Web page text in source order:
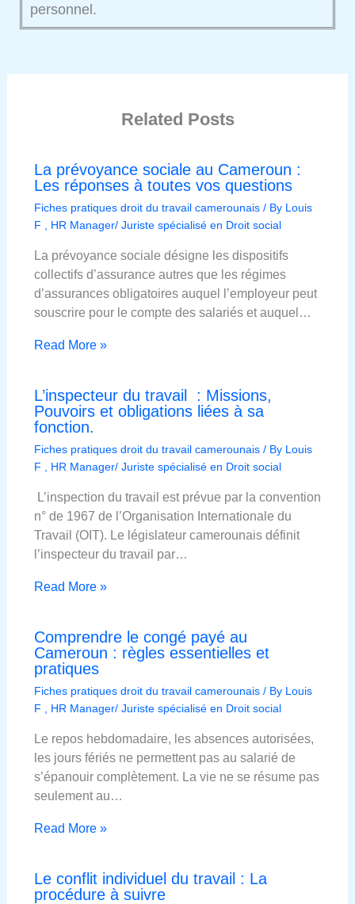
personnel.
Related Posts
La prévoyance sociale au Cameroun :
Les réponses à toutes vos questions
Fiches pratiques droit du travail camerounais/ By Louis
F , HR Manager/ Juriste spécialisé en Droit social
La prévoyance sociale désigne les dispositifs
collectifs d’assurance autres que les régimes
d’assurances obligatoires auquel l’employeur peut
souscrire pour le compte des salariés et auquel…
Read More »
L’inspecteur du travail : Missions,
Pouvoirs et obligations liées à sa
fonction.
Fiches pratiques droit du travail camerounais/ By Louis
F , HR Manager/ Juriste spécialisé en Droit social
L’inspection du travail est prévue par la convention
n° de 1967 de l’Organisation Internationale du
Travail (OIT). Le législateur camerounais définit
l’inspecteur du travail par…
Read More »
Comprendre le congé payé au
Cameroun : règles essentielles et
pratiques
Fiches pratiques droit du travail camerounais/ By Louis
F , HR Manager/ Juriste spécialisé en Droit social
Le repos hebdomadaire, les absences autorisées,
les jours fériés ne permettent pas au salarié de
s’épanouir complètement. La vie ne se résume pas
seulement au…
Read More »
Le conflit individuel du travail : La
procédure à suivre